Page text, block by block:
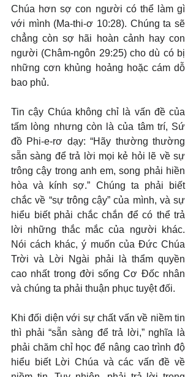
Chúa hơn sợ con người có thể làm gì
với mình (Ma-thi-ơ 10:28). Chúng ta sẽ
chẳng còn sợ hãi hoàn cảnh hay con
người (Châm-ngôn 29:25) cho dù có bị
những cơn khủng hoảng hoặc cám dỗ
bao phủ.
Tin cậy Chúa không chỉ là vấn đề của
tấm lòng nhưng còn là của tâm trí, Sứ
đồ Phi-e-rơ dạy: “Hãy thường thường
sẵn sàng để trả lời mọi kẻ hỏi lẽ về sự
trông cậy trong anh em, song phải hiền
hòa và kính sợ.” Chúng ta phải biết
chắc về “sự trông cậy” của mình, và sự
hiểu biết phải chắc chắn để có thể trả
lời những thắc mắc của người khác.
Nói cách khác, ý muốn của Đức Chúa
Trời và Lời Ngài phải là thẩm quyền
cao nhất trong đời sống Cơ Đốc nhân
và chúng ta phải thuận phục tuyệt đối.
Khi đối diện với sự chất vấn về niềm tin
thì phải “sẵn sàng để trả lời,” nghĩa là
phải chăm chỉ học để nâng cao trình độ
hiểu biết Lời Chúa và các vấn đề về